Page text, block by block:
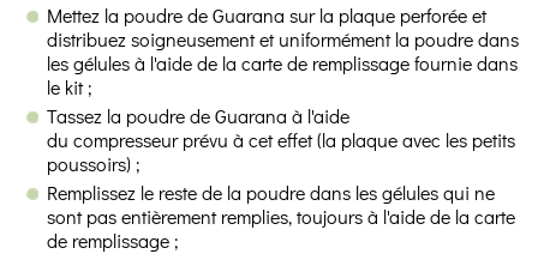
Mettez la poudre de Guarana sur la plaque perforée et
distribuez soigneusement et uniformément la poudre dans
les gélules à l'aide de la carte de remplissage fournie dans
le kit ;
Tassez la poudre de Guarana à l'aide
du compresseur prévu à cet effet (la plaque avec les petits
poussoirs) ;
Remplissez le reste de la poudre dans les gélules qui ne
sont pas entièrement remplies, toujours à l'aide de la carte
de remplissage ;